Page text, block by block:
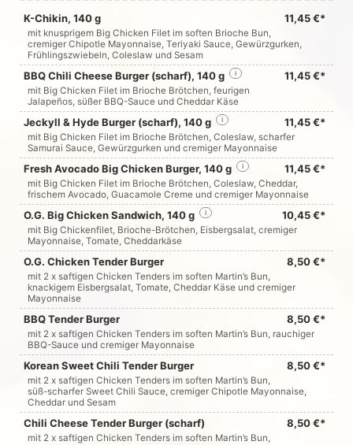
K-Chikin, 140 g 11,45 €*
mit knusprigem Big Chicken Filet im soften Brioche Bun,
cremiger Chipotle Mayonnaise, Teriyaki Sauce, Gewürzgurken,
Frühlingszwiebeln, Coleslaw und Sesam
BBQ Chili Cheese Burger (scharf), 140 g 11,45 €*
i
mit Big Chicken Filet im Brioche Brötchen, feurigen
Jalapeños, süßer BBQ-Sauce und Cheddar Käse
Jeckyll & Hyde Burger (scharf), 140 g 11,45 €*
i
mit Big Chicken Filet im Brioche Brötchen, Coleslaw, scharfer
Samurai Sauce, Gewürzgurken und cremiger Mayonnaise
Fresh Avocado Big Chicken Burger, 140 g 11,45 €*
i
mit Big Chicken Filet im Brioche Brötchen, Coleslaw, Cheddar,
frischem Avocado, Guacamole Creme und cremiger Mayonnaise
O.G. Big Chicken Sandwich, 140 g 10,45 €*
i
mit Big Chickenfilet, Brioche-Brötchen, Eisbergsalat, cremiger
Mayonnaise, Tomate, Cheddarkäse
O.G. Chicken Tender Burger 8,50 €*
mit 2 x saftigen Chicken Tenders im soften Martin’s Bun,
knackigem Eisbergsalat, Tomate, Cheddar Käse und cremiger
Mayonnaise
BBQ Tender Burger 8,50 €*
mit 2 x saftigen Chicken Tenders im soften Martin’s Bun, rauchiger
BBQ-Sauce und cremiger Mayonnaise
Korean Sweet Chili Tender Burger 8,50 €*
mit 2 x saftigen Chicken Tenders im soften Martin’s Bun,
süß-scharfer Sweet Chili Sauce, cremiger Chipotle Mayonnaise,
Cheddar und Sesam
Chili Cheese Tender Burger (scharf) 8,50 €*
mit 2 x saftigen Chicken Tenders im soften Martin’s Bun,